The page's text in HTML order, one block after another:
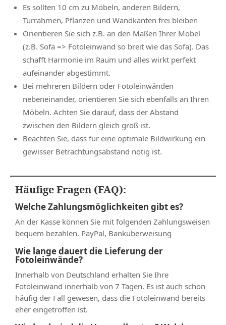
Es sollten 10 cm zu Möbeln, anderen Bildern,
Türrahmen, Pflanzen und Wandkanten frei bleiben
Orientieren Sie sich z.B. an den Maßen Ihrer Möbel
(z.B. Sofa => Fotoleinwand so breit wie das Sofa). Das
schafft Harmonie im Raum und alles wirkt perfekt
aufeinander abgestimmt.
Bei mehreren Bildern oder Fotoleinwänden
nebeneinander, orientieren Sie sich ebenfalls an Ihren
Möbeln. Achten Sie darauf, dass der Abstand
zwischen den Bildern gleich groß ist.
Beachten Sie, dass für eine optimale Bildwirkung ein
gewisser Betrachtungsabstand nötig ist.
Häufige Fragen (FAQ):
Welche Zahlungsmöglichkeiten gibt es?
An der Kasse können Sie mit folgenden Zahlungsweisen
bequem bezahlen. PayPal, Banküberweisung
Wie lange dauert die Lieferung der
Fotoleinwände?
Innerhalb von Deutschland erhalten Sie Ihre
Fotoleinwand innerhalb von 7 Tagen. Es ist auch schon
häufig der Fall gewesen, dass die Fotoleinwand bereits
eher eingetroffen ist.